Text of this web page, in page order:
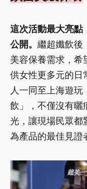
這次活動最大亮點
公開。 繼超孅飲後
美容保養需求，希
供女性更多元的日
人一同至上海遊
飲」，不僅沒有曬
光，讓現場民眾都
為產品的最佳見證